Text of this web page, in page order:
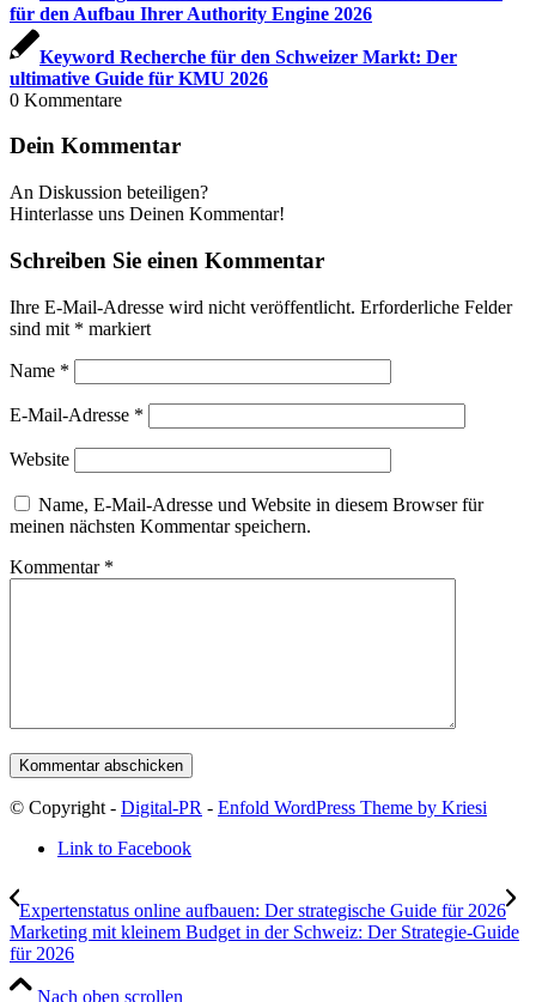
für den Aufbau Ihrer Authority Engine 2026
Keyword Recherche für den Schweizer Markt: Der
ultimative Guide für KMU 2026
0 Kommentare
Dein Kommentar
An Diskussion beteiligen?
Hinterlasse uns Deinen Kommentar!
Schreiben Sie einen Kommentar
Ihre E-Mail-Adresse wird nicht veröffentlicht. Erforderliche Felder
sind mit * markiert
Name *
E-Mail-Adresse *
Website
Name, E-Mail-Adresse und Website in diesem Browser für
meinen nächsten Kommentar speichern.
Kommentar *
© Copyright - Digital-PR - Enfold WordPress Theme by Kriesi
Link to Facebook
Expertenstatus online aufbauen: Der strategische Guide für 2026
Marketing mit kleinem Budget in der Schweiz: Der Strategie-Guide
für 2026
Nach oben scrollen